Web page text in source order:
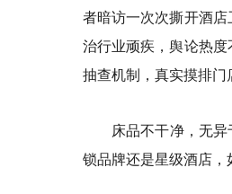
者暗访一次次撕开酒
治行业顽疾，舆论热
抽查机制，真实摸排门
床品不干净，无
锁品牌还是星级酒店，